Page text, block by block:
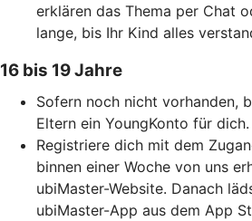
erklären das Thema per Chat
lange, bis Ihr Kind alles
16 bis 19 Jahre
Sofern noch nicht vorhanden,
Eltern ein YoungKonto für dich.
Registriere dich mit dem
binnen einer Woche von uns
ubiMaster-Website. Danach
ubiMaster-App aus dem App